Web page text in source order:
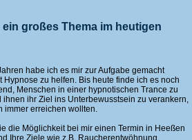
ein großes Thema im heutigen
habe ich es mir zur Aufgabe gemacht
Hypnose zu helfen. Bis heute finde ich es noch
Menschen in einer hypnotischen Trance zu
ihnen ihr Ziel ins Unterbewusstsein zu verankern,
immer erreichen wollten.
die Möglichkeit bei mir einen Termin in Heeßen
Ihre Ziele wie z.B. Raucherentwöhnung,